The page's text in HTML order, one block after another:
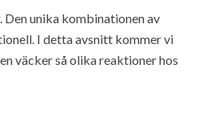
Den unika kombinationen av
I detta avsnitt kommer vi
väcker så olika reaktioner hos